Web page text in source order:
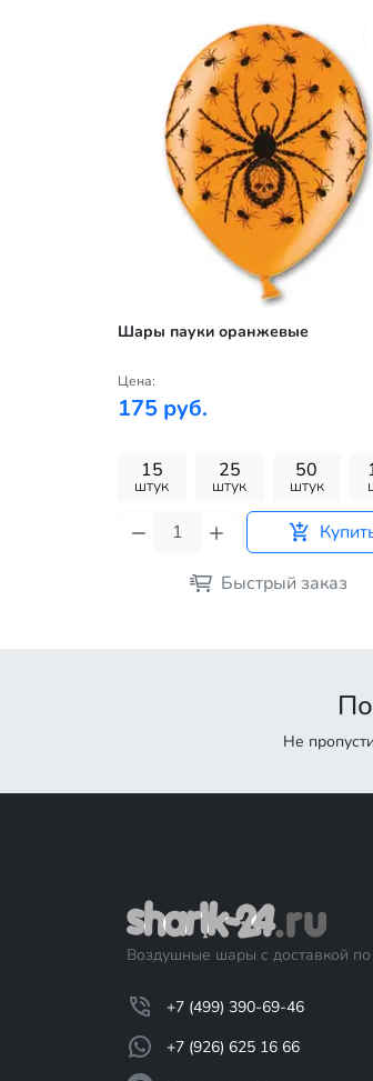
Шары пауки оранжевые
Цена:
175 руб.
15
штук
25
штук
50
штук
Быстрый заказ
Не
Воздушные шары с доставкой
+7 (499) 390-69-46
+7 (926) 625 16 66